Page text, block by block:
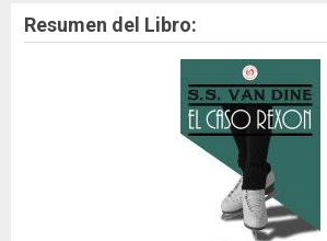
Resumen del Libro: